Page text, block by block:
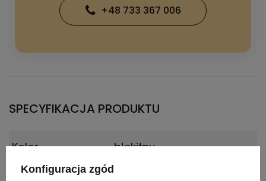
+48 733 367 006
SPECYFIKACJA PRODUKTU
Kolor błękitny
Konfiguracja zgód